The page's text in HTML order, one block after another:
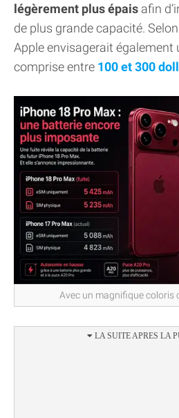
légèrement plus épais afin
de plus grande capacité.
Apple envisagerait également
comprise entre 100 et 300
Avec un magnifique coloris